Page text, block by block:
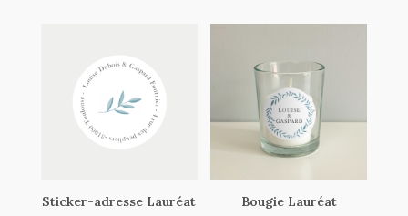
Sticker-adresse Lauréat Bougie Lauréat